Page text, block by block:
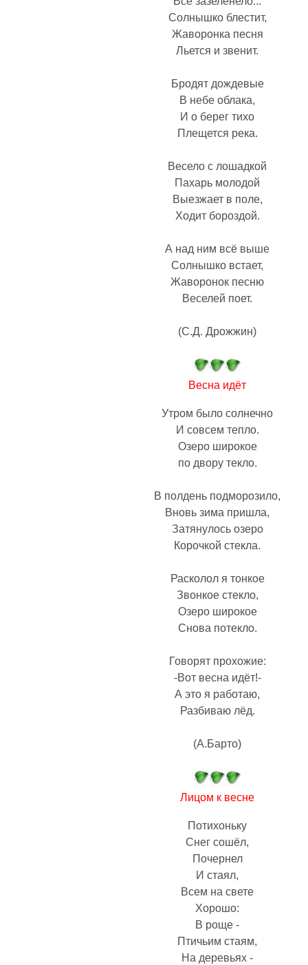
Солнышко блестит,
Жаворонка песня
Льется и звенит.
Бродят дождевые
В небе облака,
И о берег тихо
Плещется река.
Весело с лошадкой
Пахарь молодой
Выезжает в поле,
Ходит бороздой.
А над ним всё выше
Солнышко встает,
Жаворонок песню
Веселей поет.
(С.Д. Дрожжин)
Весна идёт
Утром было солнечно
И совсем тепло.
Озеро широкое
по двору текло.
В полдень подморозило,
Вновь зима пришла,
Затянулось озеро
Корочкой стекла.
Расколол я тонкое
Звонкое стекло,
Озеро широкое
Снова потекло.
Говорят прохожие:
-Вот весна идёт!-
А это я работаю,
Разбиваю лёд.
(А.Барто)
Лицом к весне
Потихоньку
Снег сошёл,
Почернел
И стаял,
Всем на свете
Хорошо:
В роще -
Птичьим стаям,
На деревьях -